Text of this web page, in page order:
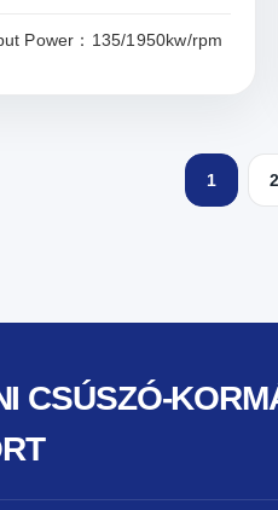
Power：135/1950kw/rpm
1 2
CSÚSZÓ-